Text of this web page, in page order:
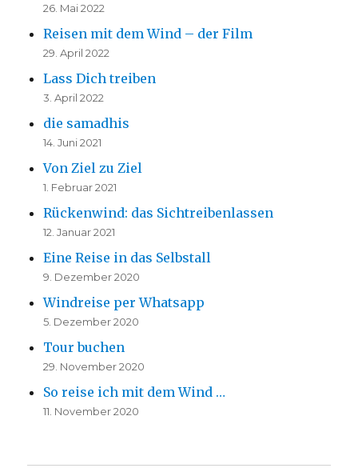
26. Mai 2022
Reisen mit dem Wind – der Film
29. April 2022
Lass Dich treiben
3. April 2022
die samadhis
14. Juni 2021
Von Ziel zu Ziel
1. Februar 2021
Rückenwind: das Sichtreibenlassen
12. Januar 2021
Eine Reise in das Selbstall
9. Dezember 2020
Windreise per Whatsapp
5. Dezember 2020
Tour buchen
29. November 2020
So reise ich mit dem Wind …
11. November 2020